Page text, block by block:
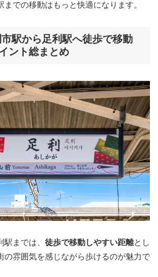
までの移動はもっと快適になります。
駅から足利駅へ徒歩で移動
ント総まとめ
駅までは、 徒歩で移動しやすい距離とし
の雰囲気を感じながら歩けるのが魅力で